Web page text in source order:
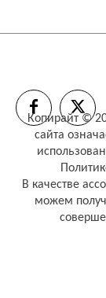
Копирайт ©
сайта
В качестве
можем